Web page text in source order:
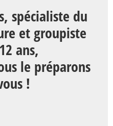
spécialiste du
et groupiste
ans,
le préparons
!